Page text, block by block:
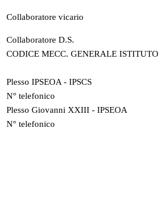
Collaboratore vicario
Collaboratore D.S.
CODICE MECC. GENERALE ISTITUTO
Plesso IPSEOA - IPSCS
N° telefonico
Plesso Giovanni XXIII - IPSEOA
N° telefonico